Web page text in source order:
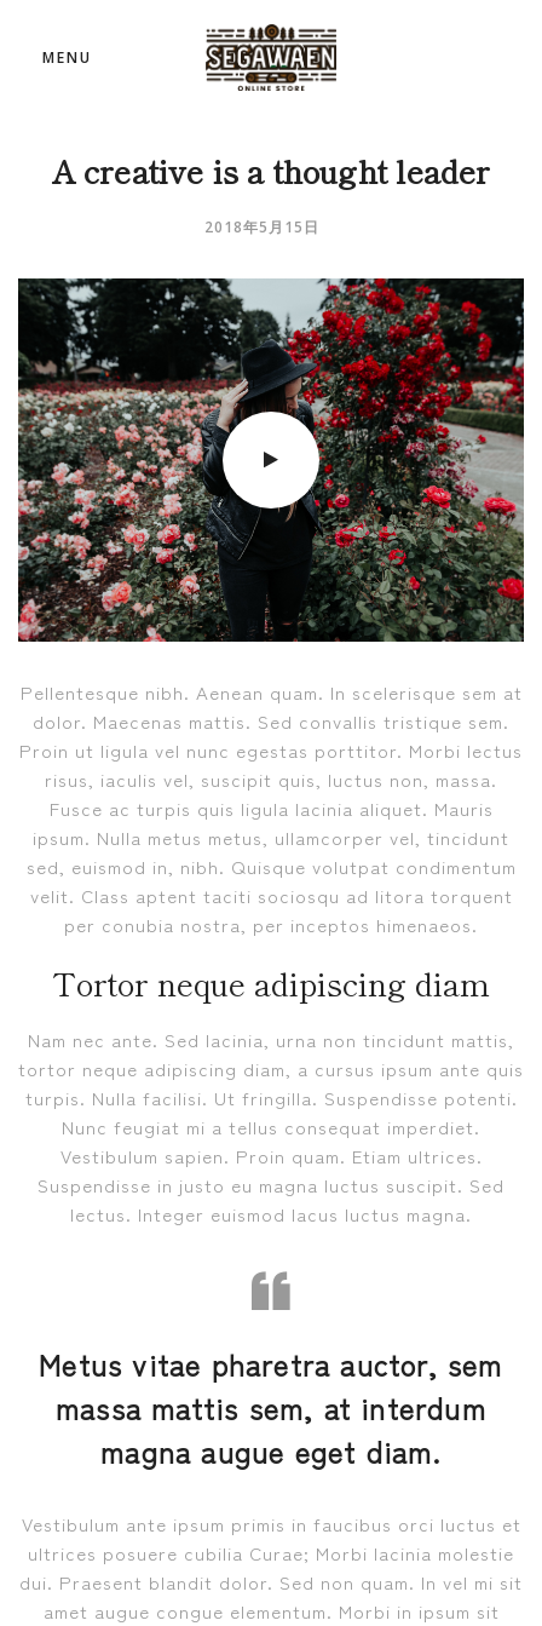
MENU
A creative is a thought leader
2018年5月15日
Pellentesque nibh. Aenean quam. In scelerisque sem at
dolor. Maecenas mattis. Sed convallis tristique sem.
Proin ut ligula vel nunc egestas porttitor. Morbi lectus
risus, iaculis vel, suscipit quis, luctus non, massa.
Fusce ac turpis quis ligula lacinia aliquet. Mauris
ipsum. Nulla metus metus, ullamcorper vel, tincidunt
sed, euismod in, nibh. Quisque volutpat condimentum
velit. Class aptent taciti sociosqu ad litora torquent
per conubia nostra, per inceptos himenaeos.
Tortor neque adipiscing diam
Nam nec ante. Sed lacinia, urna non tincidunt mattis,
tortor neque adipiscing diam, a cursus ipsum ante quis
turpis. Nulla facilisi. Ut fringilla. Suspendisse potenti.
Nunc feugiat mi a tellus consequat imperdiet.
Vestibulum sapien. Proin quam. Etiam ultrices.
Suspendisse in justo eu magna luctus suscipit. Sed
lectus. Integer euismod lacus luctus magna.
Metus vitae pharetra auctor, sem
massa mattis sem, at interdum
magna augue eget diam.
Vestibulum ante ipsum primis in faucibus orci luctus et
ultrices posuere cubilia Curae; Morbi lacinia molestie
dui. Praesent blandit dolor. Sed non quam. In vel mi sit
amet augue congue elementum. Morbi in ipsum sit